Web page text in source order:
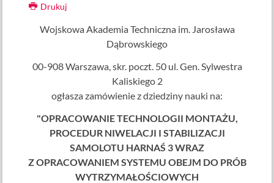
Drukuj
Wojskowa Akademia Techniczna im. Jarosława
Dąbrowskiego
00-908 Warszawa, skr. poczt. 50 ul. Gen. Sylwestra
Kaliskiego 2
ogłasza zamówienie z dziedziny nauki na:
"OPRACOWANIE TECHNOLOGII MONTAŻU,
PROCEDUR NIWELACJI I STABILIZACJI
SAMOLOTU HARNAŚ 3 WRAZ
Z OPRACOWANIEM SYSTEMU OBEJM DO PRÓB
WYTRZYMAŁOŚCIOWYCH